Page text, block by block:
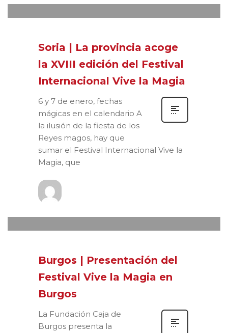
Soria | La provincia acoge
la XVIII edición del Festival
Internacional Vive la Magia
6 y 7 de enero, fechas
mágicas en el calendario A
la ilusión de la fiesta de los
Reyes magos, hay que
sumar el Festival Internacional Vive la
Magia, que
Burgos | Presentación del
Festival Vive la Magia en
Burgos
La Fundación Caja de
Burgos presenta la